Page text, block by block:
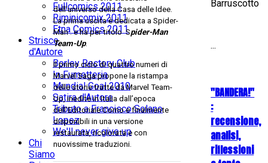
dell’universo della Casa delle Idee.
La prima uscita è dedicata a Spider-
Man . e ha per titolo Spider-Man
Team-Up.
Il primo ciclo di quattro numeri di
Marvel Saga propone la ristampa
delle storie tratte da Marvel Team-
Up, inedite in Italia dall’epoca
dell’Editoriale Corno e finalmente
disponibili in una versione
restaurata, ricolorata e con
nuovissime traduzioni.
Barruscotto
...
"BANDERA!"
:
recensione,
analisi,
riflessioni
Fullcomics 2011
Riminicomix 2011
Etna Comics 2011
Strisce
d'Autore
Borley Rectory Club
In Fumetteria
Mundial Goal 2010
Satira d'Autore
Tributo a Francisco Solano
Lopez
We'll never give up
Chi
Siamo